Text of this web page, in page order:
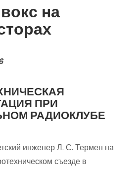
на
ПРИ
РАДИОКЛУБЕ
инженер Л. С. Термен на
съезде в